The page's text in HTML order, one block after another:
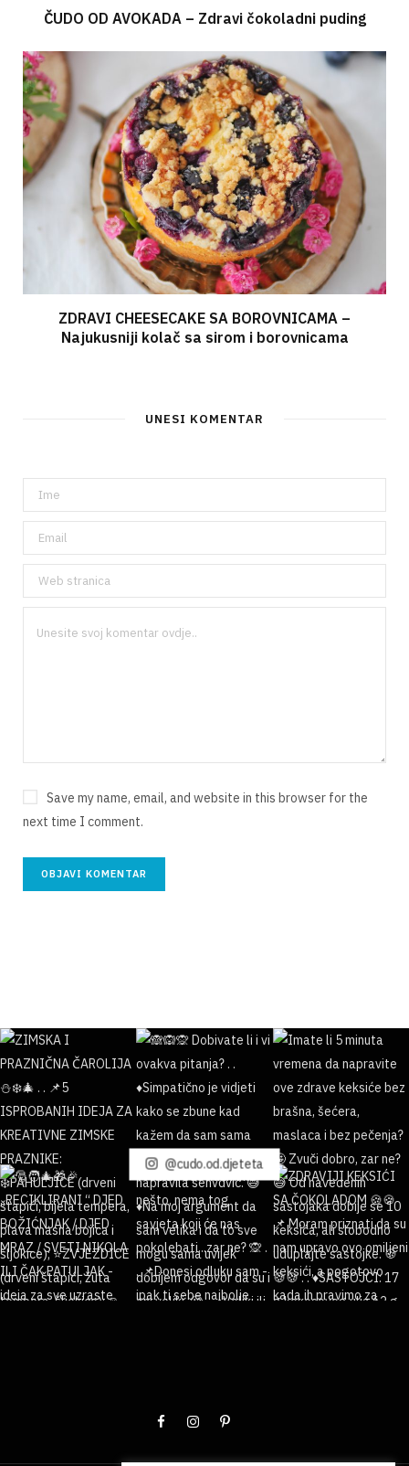
ČUDO OD AVOKADA – Zdravi čokoladni puding
ZDRAVI CHEESECAKE SA BOROVNICAMA –
Najukusniji kolač sa sirom i borovnicama
UNESI KOMENTAR
Save my name, email, and website in this browser for the
next time I comment.
@cudo.od.djeteta